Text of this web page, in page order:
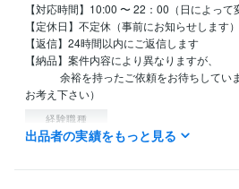
【対応時間】10:00 〜 22：00（日によって
【定休日】不定休（事前にお知らせします）
【返信】24時間以内にご返信します
【納品】案件内容により異なりますが、
余裕を持ったご依頼をお待ちしていま
お考え下さい）
経験職種
デザイナー / 企画書・資料デザイナー
出品者の実績をもっと見る